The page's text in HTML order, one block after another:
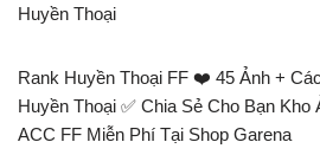
Huyền Thoại
Rank Huyền Thoại FF ❤️️ 45 Ảnh +
Huyền Thoại ✅ Chia Sẻ Cho Bạn Kho
ACC FF Miễn Phí Tại Shop Garena